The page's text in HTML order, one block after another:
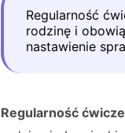
Regularność
rodzinę i
nastawienie
Regularność